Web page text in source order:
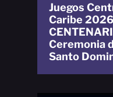
Juegos
Caribe
Ceremonia
Santo